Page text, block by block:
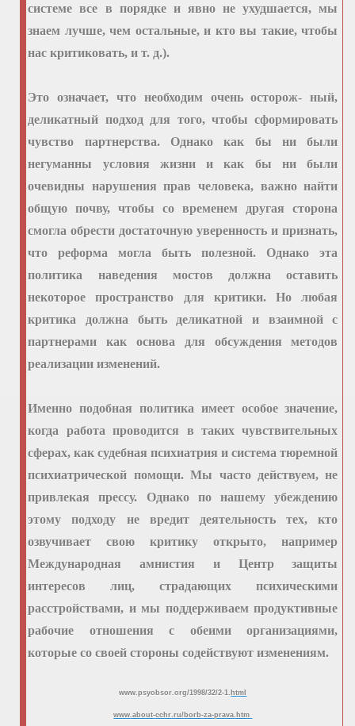
системе все в порядке и явно не ухудшается, мы
знаем лучше, чем остальные, и кто вы такие, чтобы
нас критиковать, и т. д.).
Это означает, что необходим очень осторож- ный,
деликатный подход для того, чтобы сформировать
чувство партнерства. Однако как бы ни были
негуманны условия жизни и как бы ни были
очевидны нарушения прав человека, важно найти
общую почву, чтобы со временем другая сторона
смогла обрести достаточную уверенность и признать,
что реформа могла быть полезной. Однако эта
политика наведения мостов должна оставить
некоторое пространство для критики. Но любая
критика должна быть деликатной и взаимной с
партнерами как основа для обсуждения методов
реализации изменений.
Именно подобная политика имеет особое значение,
когда работа проводится в таких чувствительных
сферах, как судебная психиатрия и система тюремной
психиатрической помощи. Мы часто действуем, не
привлекая прессу. Однако по нашему убеждению
этому подходу не вредит деятельность тех, кто
озвучивает свою критику открыто, например
Международная амнистия и Центр защиты
интересов лиц, страдающих психическими
расстройствами, и мы поддерживаем продуктивные
рабочие отношения с обеими организациями,
которые со своей стороны содействуют изменениям.
www .psyobsor .org/1998/32/2-1. html
www .about-cchr .ru/ borb-za-prava htm